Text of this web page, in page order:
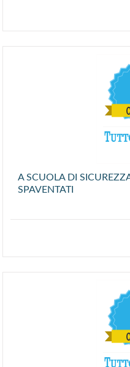
A SCUOLA DI
SPAVENTATI